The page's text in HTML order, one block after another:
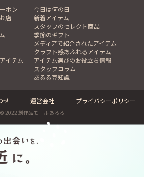
ポン
今日は何の日
店
新着アイテム
スタッフのセレクト商品
季節のギフト
メディアで紹介されたアイテム
クラフト感あふれるアイテム
イテム
アイテム選びのお役立ち情報
スタッフコラム
あるる豆知識
せ 運営会社 プライバシーポリシー
© 2022 創作品モール あるる